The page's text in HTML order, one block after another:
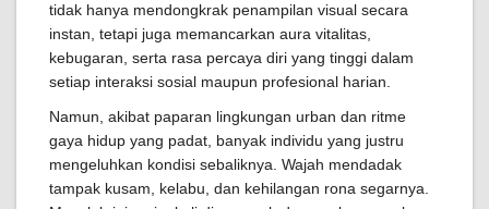
tidak hanya mendongkrak penampilan visual secara
instan, tetapi juga memancarkan aura vitalitas,
kebugaran, serta rasa percaya diri yang tinggi dalam
setiap interaksi sosial maupun profesional harian.
Namun, akibat paparan lingkungan urban dan ritme
gaya hidup yang padat, banyak individu yang justru
mengeluhkan kondisi sebaliknya. Wajah mendadak
tampak kusam, kelabu, dan kehilangan rona segarnya.